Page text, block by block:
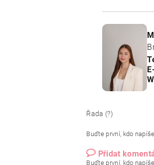
Řada (?)
Buďte první, kdo
Přidat
Buďte první, kdo